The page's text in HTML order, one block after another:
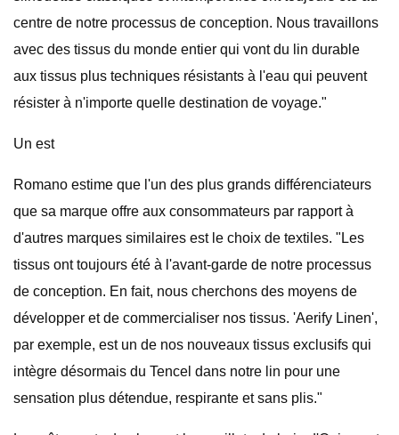
centre de notre processus de conception. Nous travaillons
avec des tissus du monde entier qui vont du lin durable
aux tissus plus techniques résistants à l'eau qui peuvent
résister à n'importe quelle destination de voyage."
Un est
Romano estime que l'un des plus grands différenciateurs
que sa marque offre aux consommateurs par rapport à
d'autres marques similaires est le choix de textiles. "Les
tissus ont toujours été à l'avant-garde de notre processus
de conception. En fait, nous cherchons des moyens de
développer et de commercialiser nos tissus. 'Aerify Linen',
par exemple, est un de nos nouveaux tissus exclusifs qui
intègre désormais du Tencel dans notre lin pour une
sensation plus détendue, respirante et sans plis."